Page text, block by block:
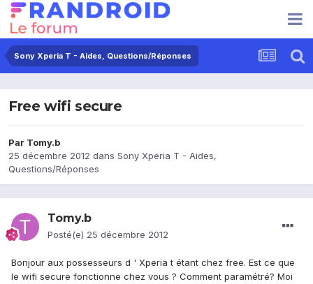
Sony Xperia T - Aides, Questions/Réponses
Free wifi secure
Par Tomy.b
25 décembre 2012 dans Sony Xperia T - Aides,
Questions/Réponses
Tomy.b
Posté(e) 25 décembre 2012
Bonjour aux possesseurs d ' Xperia t étant chez free. Est ce que
le wifi secure fonctionne chez vous ? Comment paramétré? Moi